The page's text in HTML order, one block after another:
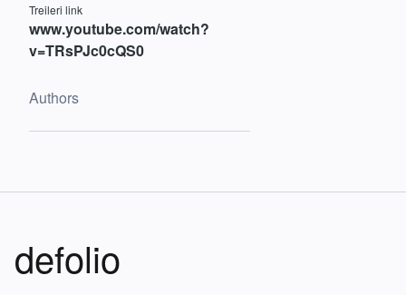
Treileri link
www.youtube.com/watch?
v=TRsPJc0cQS0
Authors
defolio